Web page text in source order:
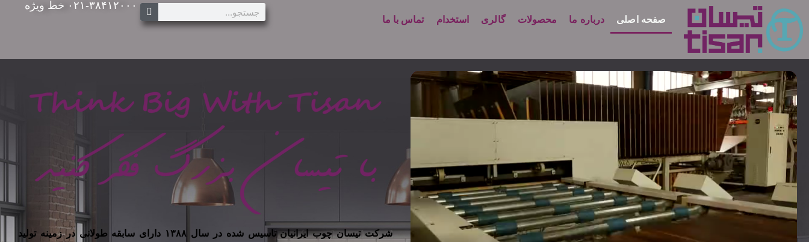
صفحه اصلی درباره ما محصولات گالری استخدام تماس با ما
۰۲۱-۳۸۴۱۲۰۰۰ خط ویژه
شرکت تیسان چوب ایرانیان تاسیس شده در سال ۱۳۸۸ دارای سابقه طولانی در زمینه تولید